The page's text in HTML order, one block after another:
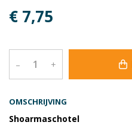
OMSCHRIJVING
Shoarmaschotel
€ 7,75
– +